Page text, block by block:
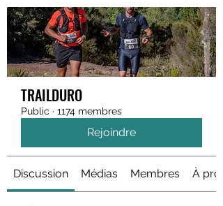
TRAILDURO
Public · 1174 membres
Rejoindre
Discussion Médias Membres À